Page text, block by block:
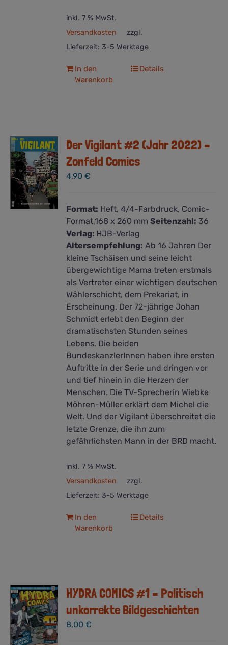
inkl. 7 % MwSt.
zzgl.
Versandkosten
Lieferzeit: 3-5 Werktage
In den
Warenkorb
Details
Der Vigilant #2 (Jahr 2022) –
Zonfeld Comics
4,90€
Format: Heft, 4/4-Farbdruck, Comic-
Format,168 x 260 mmSeitenzahl: 36
Verlag: HJB-Verlag
Altersempfehlung: Ab 16 Jahren Der
kleine Tschäisen und seine leicht
übergewichtige Mama treten erstmals
als Vertreter einer wichtigen deutschen
Wählerschicht, dem Prekariat, in
Erscheinung. Der 72-jährige Johan
Schmidt erlebt den Beginn der
dramatischsten Stunden seines
Lebens. Die beiden
BundeskanzlerInnen haben ihre ersten
Auftritte in der Serie und dringen vor
und tief hinein in die Herzen der
Menschen. Die TV-Sprecherin Wiebke
Möhren-Müller erklärt dem Michel die
Welt. Und der Vigilant überschreitet die
letzte Grenze, die ihn zum
gefährlichsten Mann in der BRD macht.
inkl. 7 % MwSt.
zzgl.
Versandkosten
Lieferzeit: 3-5 Werktage
In den
Warenkorb
Details
HYDRA COMICS #1 – Politisch
unkorrekte Bildgeschichten
8,00€